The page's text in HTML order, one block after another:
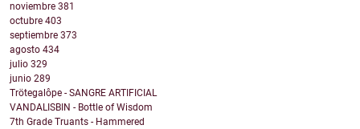
noviembre 381
octubre 403
septiembre 373
agosto 434
julio 329
junio 289
Trötegalôpe - SANGRE ARTIFICIAL
VANDALISBIN - Bottle of Wisdom
7th Grade Truants - Hammered